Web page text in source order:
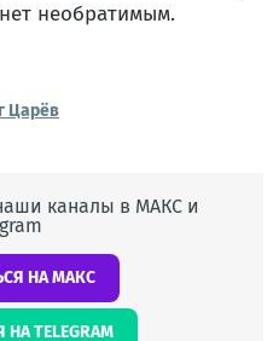
необратимым.
Царёв
каналы в МАКС и
НА МАКС
TELEGRAM